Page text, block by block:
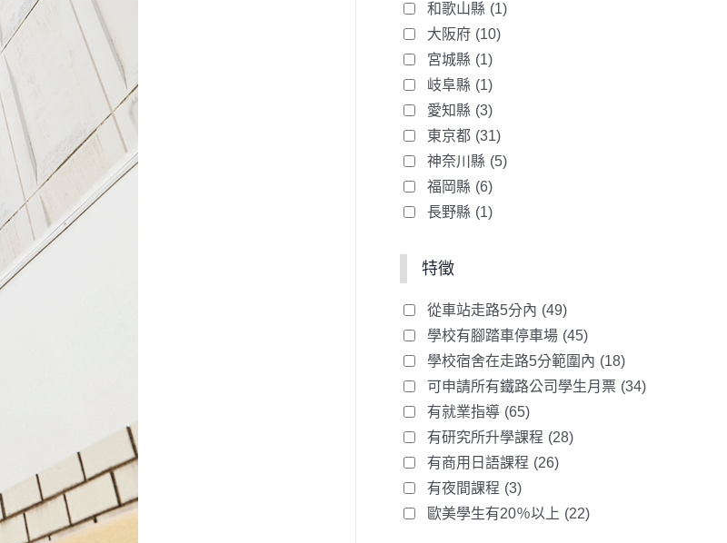
和歌山縣 (1)
大阪府 (10)
宮城縣 (1)
岐阜縣 (1)
愛知縣 (3)
東京都 (31)
神奈川縣 (5)
福岡縣 (6)
長野縣 (1)
特徵
從車站走路5分內 (49)
學校有腳踏車停車場 (45)
學校宿舍在走路5分範圍內 (18)
可申請所有鐵路公司學生月票 (34)
有就業指導 (65)
有研究所升學課程 (28)
有商用日語課程 (26)
有夜間課程 (3)
歐美學生有20％以上 (22)